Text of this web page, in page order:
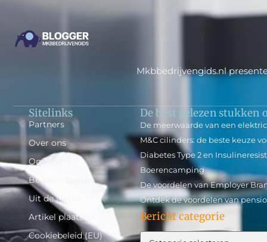
Mkbbedrijvengids.nl
Sitelinks
Partners
Over ons
Ons team
Beroemdheden
Uit de Media
Artikel plaatsen
Cookiebeleid (EU)
De best gelezen stukken
De meerwaarde van een
M&C cilinders: de beste keuze
Diabetes Type 2 en
Boerencamping
De voordelen van Employer
Ontdek de voordelen van
Bericht categorie